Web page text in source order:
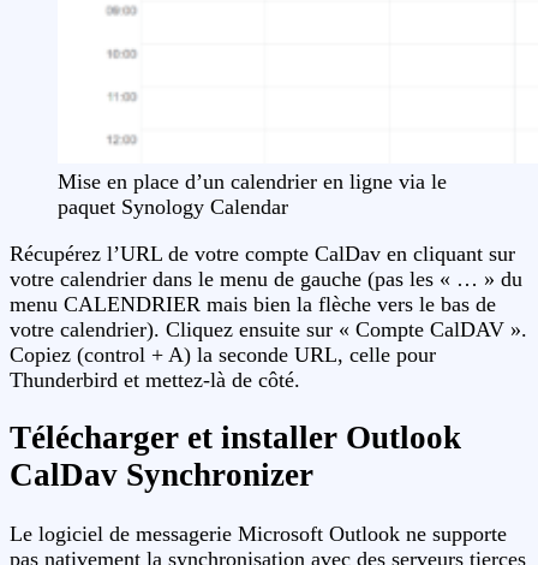
Mise en place d’un calendrier en ligne via le
paquet Synology Calendar
Récupérez l’URL de votre compte CalDav en cliquant sur
votre calendrier dans le menu de gauche (pas les « … » du
menu CALENDRIER mais bien la flèche vers le bas de
votre calendrier). Cliquez ensuite sur « Compte CalDAV ».
Copiez (control + A) la seconde URL, celle pour
Thunderbird et mettez-là de côté.
Télécharger et installer Outlook
CalDav Synchronizer
Le logiciel de messagerie Microsoft Outlook ne supporte
pas nativement la synchronisation avec des serveurs tierces